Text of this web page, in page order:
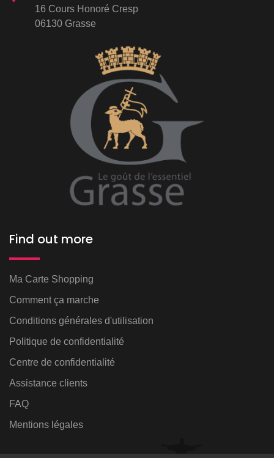
16 Cours Honoré Cresp
06130 Grasse
Find out more
Ma Carte Shopping
Comment ça marche
Conditions générales d'utilisation
Politique de confidentialité
Centre de confidentialité
Assistance clients
FAQ
Mentions légales